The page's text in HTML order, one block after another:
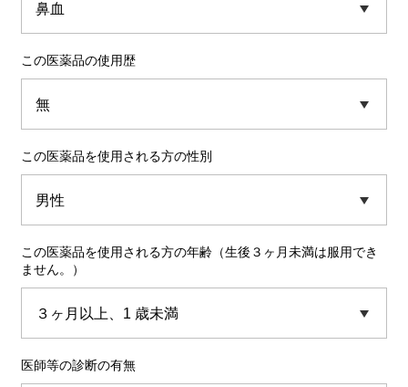
この医薬品の使用歴
この医薬品を使用される方の性別
この医薬品を使用される方の年齢（生後３ヶ月未満は服用でき
ません。）
医師等の診断の有無